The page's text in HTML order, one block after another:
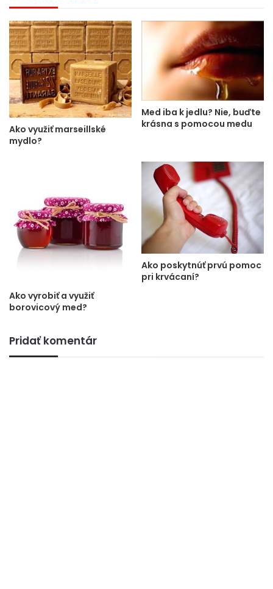
Ako využiť marseillské
mydlo?
Med iba k jedlu? Nie, buďte
krásna s pomocou medu
Ako vyrobiť a využiť
borovicový med?
Ako poskytnúť prvú pomoc
pri krvácaní?
Pridať komentár